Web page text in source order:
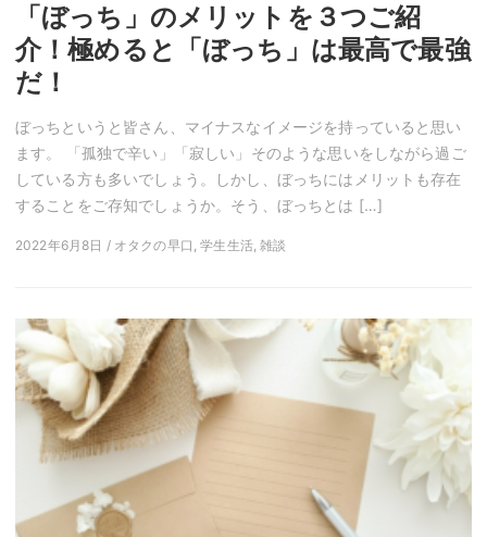
「ぼっち」のメリットを３つご紹
介！極めると「ぼっち」は最高で最強
だ！
ぼっちというと皆さん、マイナスなイメージを持っていると思い
ます。 「孤独で辛い」「寂しい」そのような思いをしながら過ご
している方も多いでしょう。しかし、ぼっちにはメリットも存在
することをご存知でしょうか。そう、ぼっちとは […]
2022年6月8日 / オタクの早口, 学生生活, 雑談